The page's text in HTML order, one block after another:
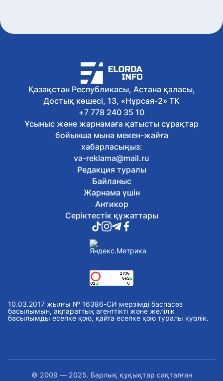
Қазақстан Республикасы, Астана қаласы,
Достық көшесі, 13, «Нұрсая-2» ТК
+7 778 240 35 10
Ұсыныс және жарнамаға қатысты сұрақтар
бойынша мына мекен-жайға
хабарласыңыз:
va-reklama@mail.ru
Редакция туралы
Байланыс
Жарнама үшін
Антикор
Серіктестік құжаттары
10.03.2017 жылғы № 16386-СИ мерзімді баспасөз
басылымын, ақпараттық агенттікті және желілік
басылымды есепке қою, қайта есепке қою туралы куәлік.
© 2009 — 2025. Барлық құқықтар сақталған